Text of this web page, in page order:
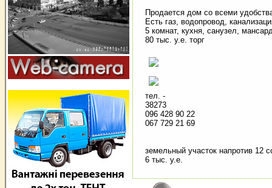
Продается дом со всеми
Есть газ, водопровод,
5 комнат, кухня, санузел,
80 тыc. у.е. торг
тел. -
38273
096 428 90 22
067 729 21 69
земельный участок напротив 12
6 тыс. у.е.